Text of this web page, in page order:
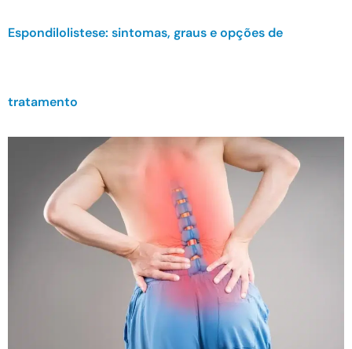
Espondilolistese: sintomas, graus e opções de
tratamento